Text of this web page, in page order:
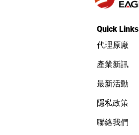
Quick Links
代理原廠
產業新訊
最新活動
隱私政策
聯絡我們